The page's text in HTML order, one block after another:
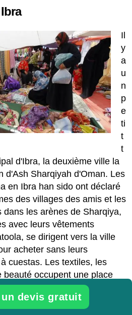
Il
y
a
u
n
p
e
ti
t
t
d'Ibra, la deuxième ville la
d'Ash Sharqiyah d'Oman. Les
en Ibra han sido ont déclaré
des villages des amis et les
les arènes de Sharqiya,
avec leurs vêtements
se dirigent vers la ville
acheter sans leurs
cuestas. Les textiles, les
beauté occupent une place
y a également une section
un devis gratuit